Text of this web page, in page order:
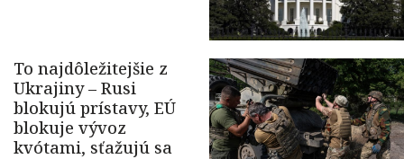
To najdôležitejšie z
Ukrajiny – Rusi
blokujú prístavy, EÚ
blokuje vývoz
kvótami, sťažujú sa